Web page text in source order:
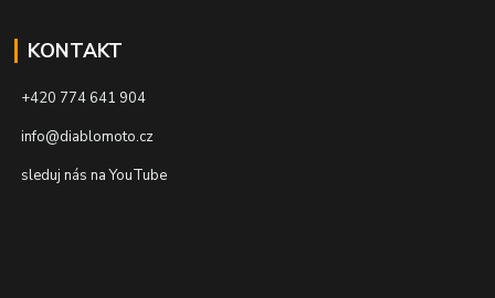
KONTAKT
+420 774 641 904
info@diablomoto.cz
sleduj nás na YouTube